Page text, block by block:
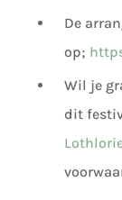
De
op;
Wil je
dit